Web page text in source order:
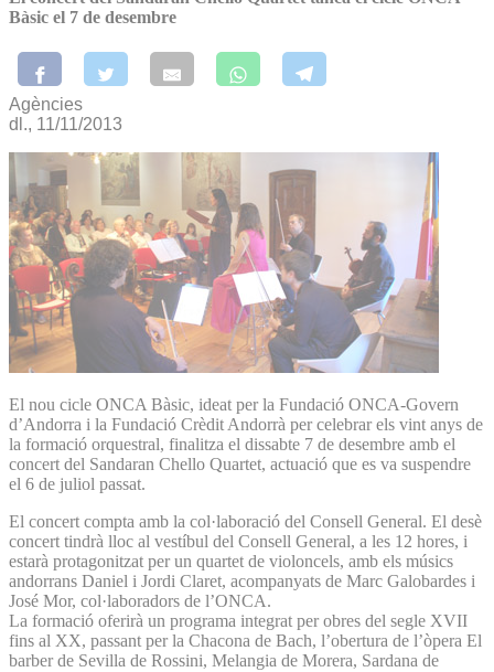
Bàsic el 7 de desembre
Agències
dl., 11/11/2013
El nou cicle ONCA Bàsic, ideat per la Fundació ONCA-Govern
d’Andorra i la Fundació Crèdit Andorrà per celebrar els vint anys de
la formació orquestral, finalitza el dissabte 7 de desembre amb el
concert del Sandaran Chello Quartet, actuació que es va suspendre
el 6 de juliol passat.
El concert compta amb la col·laboració del Consell General. El desè
concert tindrà lloc al vestíbul del Consell General, a les 12 hores, i
estarà protagonitzat per un quartet de violoncels, amb els músics
andorrans Daniel i Jordi Claret, acompanyats de Marc Galobardes i
José Mor, col·laboradors de l’ONCA.
La formació oferirà un programa integrat per obres del segle XVII
fins al XX, passant per la Chacona de Bach, l’obertura de l’òpera El
barber de Sevilla de Rossini, Melangia de Morera, Sardana de